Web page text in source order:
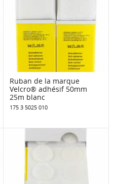
Ruban de la marque
Velcro® adhésif 50mm
25m blanc
175 3 5025 010